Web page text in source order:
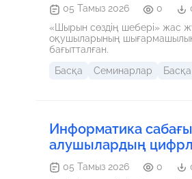
05 Тамыз 2026 0
«Шырын сөздің шебері» жас
оқушыларының шығармашылық
бағытталған.
Басқа
Семинарлар Басқа
Информатика
алушылардың
05 Тамыз 2026 0